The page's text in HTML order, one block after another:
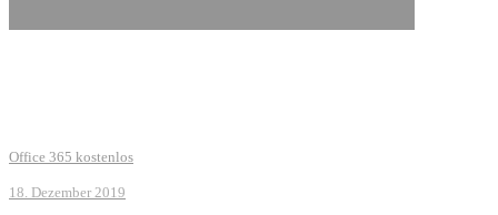
Office 365 kostenlos
18. Dezember 2019